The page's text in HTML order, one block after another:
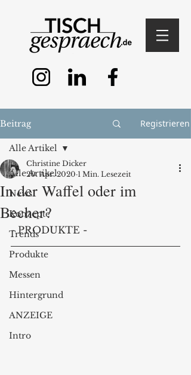
Beitrag Registrieren
Alle Artikel
News
Konzepte
Trends
Produkte
Messen
Hintergrund
ANZEIGE
Intro
Alle Artikel
In der Waffel oder im
Becher?
Christine Dicker
20. Apr. 2020 1 Min. Lesezeit
- PRODUKTE -